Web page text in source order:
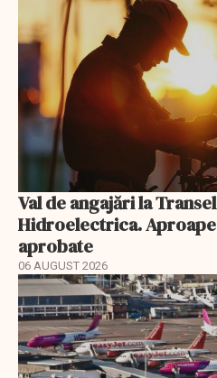
Val de angajări la
Hidroelectrica.
aprobate
06 AUGUST 2026